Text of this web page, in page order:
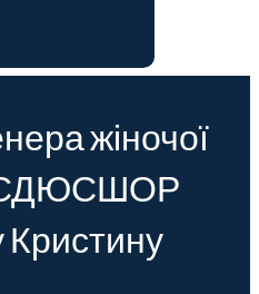
жіночої
СДЮСШОР
Кристину